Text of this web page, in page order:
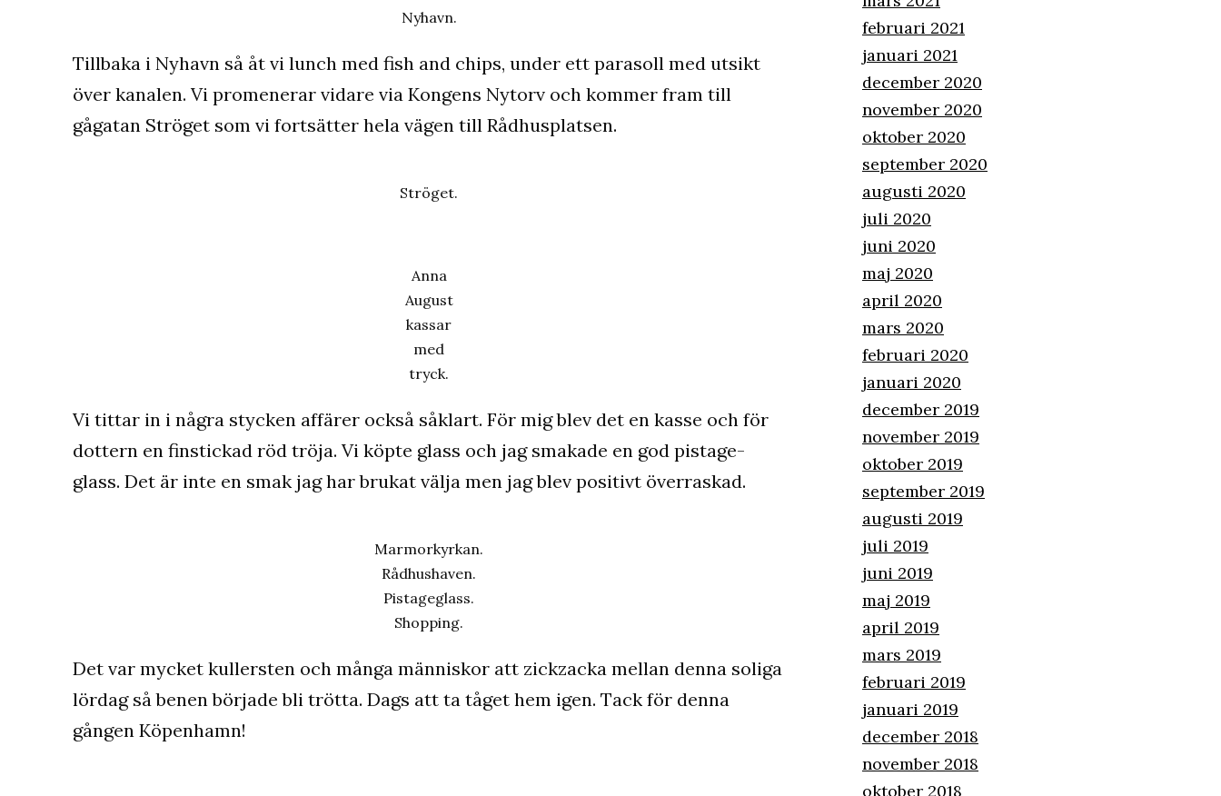
Nyhavn.
Tillbaka i Nyhavn så åt vi lunch med fish and chips, under ett parasoll med utsikt
över kanalen. Vi promenerar vidare via Kongens Nytorv och kommer fram till
gågatan Ströget som vi fortsätter hela vägen till Rådhusplatsen.
Ströget.
Anna
August
kassar
med
tryck.
Vi tittar in i några stycken affärer också såklart. För mig blev det en kasse och för
dottern en finstickad röd tröja. Vi köpte glass och jag smakade en god pistage-
glass. Det är inte en smak jag har brukat välja men jag blev positivt överraskad.
Marmorkyrkan.
Rådhushaven.
Pistageglass.
Shopping.
Det var mycket kullersten och många människor att zickzacka mellan denna soliga
lördag så benen började bli trötta. Dags att ta tåget hem igen. Tack för denna
gången Köpenhamn!
februari 2021
januari 2021
december 2020
november 2020
oktober 2020
september 2020
augusti 2020
juli 2020
juni 2020
maj 2020
april 2020
mars 2020
februari 2020
januari 2020
december 2019
november 2019
oktober 2019
september 2019
augusti 2019
juli 2019
juni 2019
maj 2019
april 2019
mars 2019
februari 2019
januari 2019
december 2018
november 2018
oktober 2018